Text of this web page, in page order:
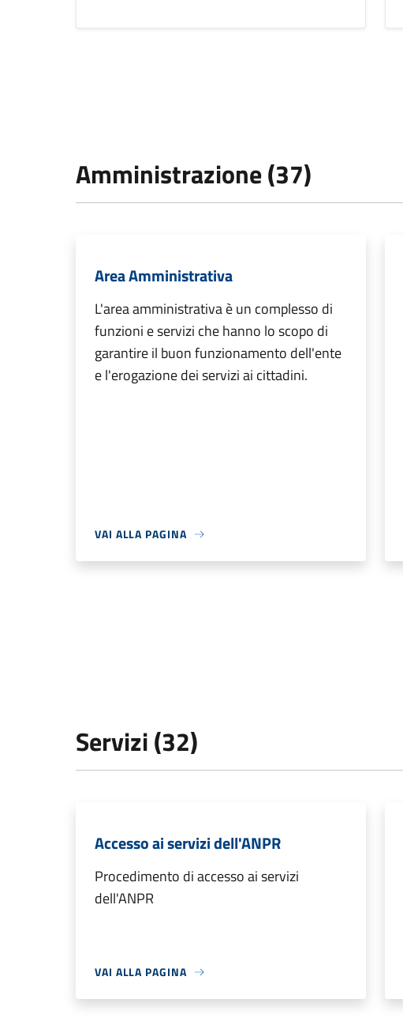
Amministrazione (37)
Area Amministrativa
L'area amministrativa è un complesso di
funzioni e servizi che hanno lo scopo di
garantire il buon funzionamento dell'ente
e l'erogazione dei servizi ai cittadini.
VAI ALLA PAGINA
Servizi (32)
Accesso ai servizi dell'ANPR
Procedimento di accesso ai servizi
dell'ANPR
VAI ALLA PAGINA